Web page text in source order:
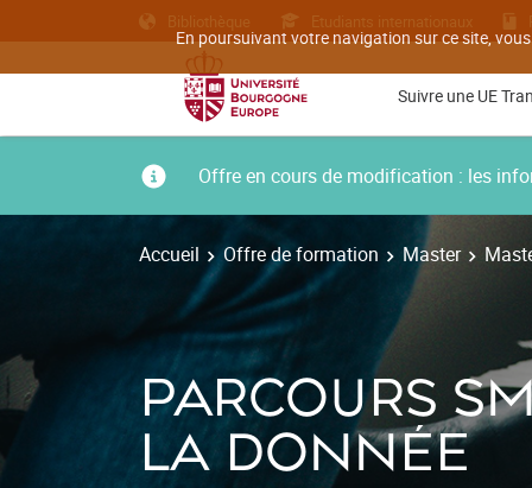
En poursuivant votre navigation sur ce site,
Bibliothèque Etudiants internationaux
Suivre une UE
Offre en cours de modification : les
Accueil Offre de formation Master
PARCOURS
LA DONNÉE